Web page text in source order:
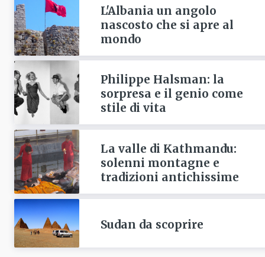
L'Albania un angolo
nascosto che si apre al
mondo
Philippe Halsman: la
sorpresa e il genio come
stile di vita
La valle di Kathmandu:
solenni montagne e
tradizioni antichissime
Sudan da scoprire